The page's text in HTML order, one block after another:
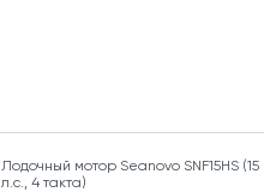
Лодочный мотор Seanovo SNF15HS (15
л.с., 4 такта)